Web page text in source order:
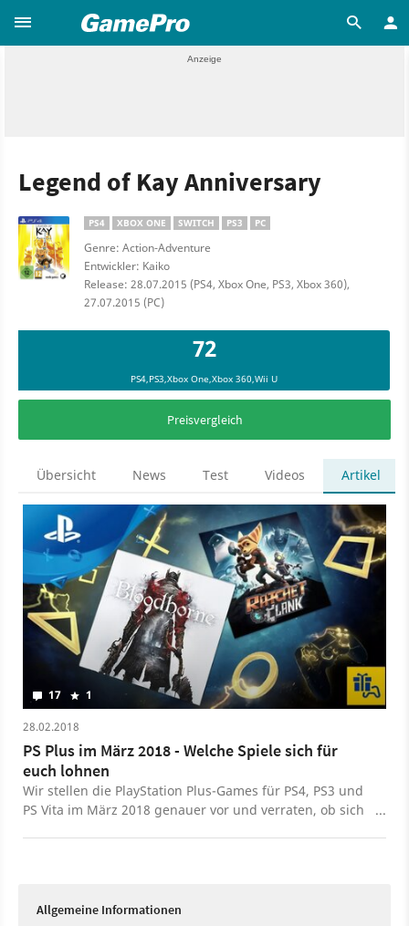
Legend of Kay Anniversary
PS4 XBOX ONE SWITCH PS3 PC
Genre: Action-Adventure
Entwickler: Kaiko
Release: 28.07.2015 (PS4, Xbox One, PS3, Xbox 360),
27.07.2015 (PC)
72
PS4,PS3,Xbox One,Xbox 360,Wii U
Preisvergleich
Übersicht News Test Videos Artikel
17 1
28.02.2018
PS Plus im März 2018 - Welche Spiele sich für
euch lohnen
Wir stellen die PlayStation Plus-Games für PS4, PS3 und
PS Vita im März 2018 genauer vor und verraten, ob sich
Allgemeine Informationen